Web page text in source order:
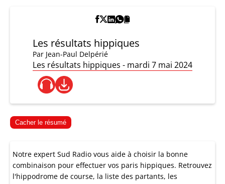
Les résultats hippiques
Par Jean-Paul Delpérié
Les résultats hippiques - mardi 7 mai 2024
Cacher le résumé
Notre expert Sud Radio vous aide à choisir la bonne
combinaison pour effectuer vos paris hippiques. Retrouvez
l'hippodrome de course, la liste des partants, les